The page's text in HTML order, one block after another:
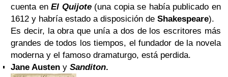
cuenta enEl Quijote (una copia se había publicado en
1612 y habría estado a disposición de Shakespeare).
Es decir, la obra que unía a dos de los escritores más
grandes de todos los tiempos, el fundador de la novela
moderna y el famoso dramaturgo, está perdida.
Jane Austen y Sanditon.